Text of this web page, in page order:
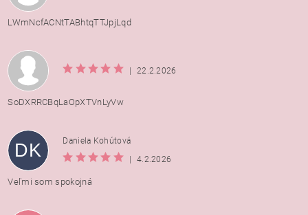
LWmNcfACNtTABhtqTTJpjLqd
| 22.2.2026
SoDXRRCBqLaOpXTVnLyVw
DK
Daniela Kohútová
|
4.2.2026
Veľmi som spokojná